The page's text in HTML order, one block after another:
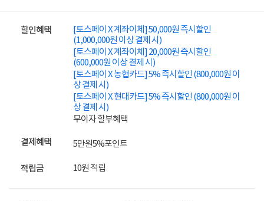
할인혜택
[토스페이 X 계좌이체] 50,000원 즉시할인
(1,000,000원 이상 결제 시)
[토스페이 X 계좌이체] 20,000원 즉시할인
(600,000원 이상 결제 시)
[토스페이 X 농협카드] 5% 즉시할인 (800,000원 이
상 결제 시)
[토스페이 X 현대카드] 5% 즉시할인 (800,000원 이
상 결제 시)
무이자 할부혜택
결제혜택 5만원5%포인트
적립금 10원 적립